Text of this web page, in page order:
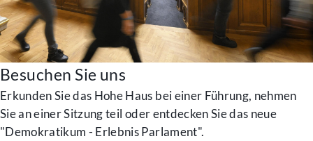
Besuchen Sie uns
Erkunden Sie das Hohe Haus bei einer Führung, nehmen
Sie an einer Sitzung teil oder entdecken Sie das neue
"Demokratikum - Erlebnis Parlament".